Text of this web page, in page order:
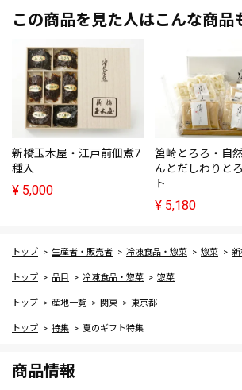
この商品を見た人はこんな商品
新橋玉木屋・江戸前佃煮7
種入
¥ 5,000
筥崎とろろ・自
んとだしわりと
ト
¥ 5,180
トップ 生産者・販売者 冷凍食品・惣菜 惣菜 新
トップ 品目 冷凍食品・惣菜 惣菜
トップ 産地一覧 関東 東京都
トップ 特集 夏のギフト特集
商品情報